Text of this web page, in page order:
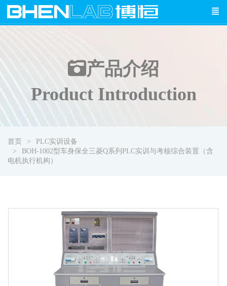
产品介绍
Product Introduction
首页
PLC实训设备
BOH-1002型车身保全三菱Q系列PLC实训与考核综合装置（含
电机执行机构）